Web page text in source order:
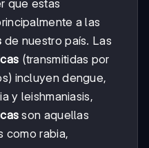
que estas
a las
de nuestro país. Las
(transmitidas por
incluyen dengue,
y leishmaniasis,
son aquellas
como rabia,